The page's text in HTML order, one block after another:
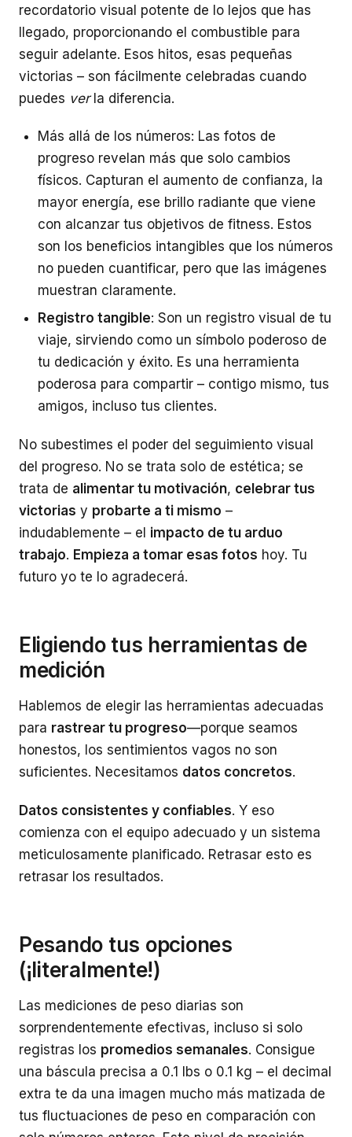
recordatorio visual potente de lo lejos que has
llegado, proporcionando el combustible para
seguir adelante. Esos hitos, esas pequeñas
victorias – son fácilmente celebradas cuando
puedes verla diferencia.
Más allá de los números: Las fotos de
progreso revelan más que solo cambios
físicos. Capturan el aumento de confianza, la
mayor energía, ese brillo radiante que viene
con alcanzar tus objetivos de fitness. Estos
son los beneficios intangibles que los números
no pueden cuantificar, pero que las imágenes
muestran claramente.
Registro tangible: Son un registro visual de tu
viaje, sirviendo como un símbolo poderoso de
tu dedicación y éxito. Es una herramienta
poderosa para compartir – contigo mismo, tus
amigos, incluso tus clientes.
No subestimes el poder del seguimiento visual
del progreso. No se trata solo de estética; se
trata de alimentar tu motivación, celebrar tus
victorias y probarte a ti mismo –
indudablemente – el impacto de tu arduo
trabajo. Empieza a tomar esas fotos hoy. Tu
futuro yo te lo agradecerá.
Eligiendo tus herramientas de
medición
Hablemos de elegir las herramientas adecuadas
para rastrear tu progreso—porque seamos
honestos, los sentimientos vagos no son
suficientes. Necesitamos datos concretos.
Datos consistentes y confiables. Y eso
comienza con el equipo adecuado y un sistema
meticulosamente planificado. Retrasar esto es
retrasar los resultados.
Pesando tus opciones
(¡literalmente!)
Las mediciones de peso diarias son
sorprendentemente efectivas, incluso si solo
registras los promedios semanales. Consigue
una báscula precisa a 0.1 lbs o 0.1 kg – el decimal
extra te da una imagen mucho más matizada de
tus fluctuaciones de peso en comparación con